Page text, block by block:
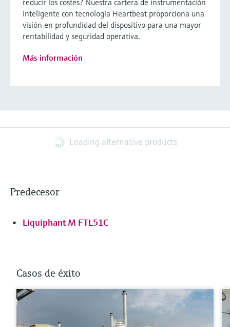
inteligente con tecnología Heartbeat proporciona una
visión en profundidad del dispositivo para una mayor
rentabilidad y seguridad operativa.
Más información
Loading alternative products
Predecesor
Liquiphant M FTL51C
Casos de éxito